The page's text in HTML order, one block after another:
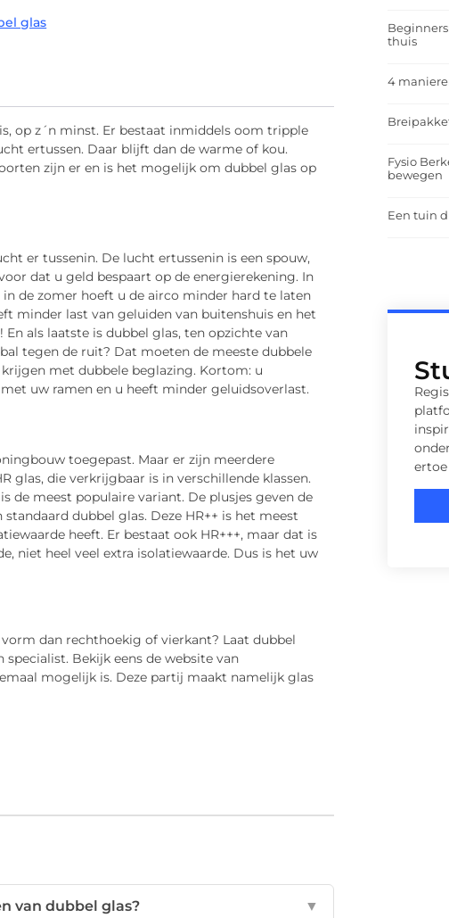
glas
op z´n minst. Er bestaat inmiddels oom tripple
ertussen. Daar blijft dan de warme of kou.
zijn er en is het mogelijk om dubbel glas op
er tussenin. De lucht ertussenin is een spouw,
dat u geld bespaart op de energierekening. In
de zomer hoeft u de airco minder hard te laten
minder last van geluiden van buitenshuis en het
als laatste is dubbel glas, ten opzichte van
tegen de ruit? Dat moeten de meeste dubbele
met dubbele beglazing. Kortom: u
uw ramen en u heeft minder geluidsoverlast.
toegepast. Maar er zijn meerdere
glas, die verkrijgbaar is in verschillende klassen.
de meest populaire variant. De plusjes geven de
dubbel glas. Deze HR++ is het meest
heeft. Er bestaat ook HR+++, maar dat is
niet heel veel extra isolatiewaarde. Dus is het uw
dan rechthoekig of vierkant? Laat dubbel
Bekijk eens de website van
mogelijk is. Deze partij maakt namelijk glas
van dubbel glas? ▼
thuis
4
Fysio
bewegen
Een tuin
ertoe